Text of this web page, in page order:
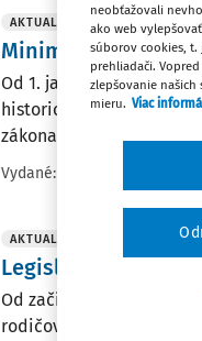
AKTUALITY
Minimálna mzda v
Od 1. januára 2026
historický nárast o 99
zákona z roku 2024,...
Vydané: 1
AKTUALITY
Legislatívne
Od začiatku roka 2025
rodičovského príspevku,
neobťažovali
ako web
súborov cookies, t.
prehliadači.
zlepšovanie
mieru. Viac